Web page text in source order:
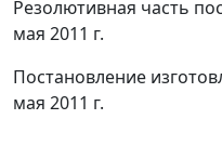
Резолютивная часть
мая 2011 г.
Постановление
мая 2011 г.